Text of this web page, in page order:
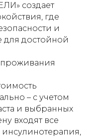
создает
где
и
для достойной
– с учетом
и выбранных
входят все
инсулинотерапия,